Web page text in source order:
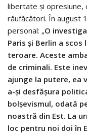
libertate și opresiune,
răufăcători. În august
personal: „O
Paris și Berlin a
teroare. Aceste
de criminali. Este
ajunge la putere, ea
a-și desfășura
bolșevismul, odată
noastră din Est. La
loc pentru noi doi în